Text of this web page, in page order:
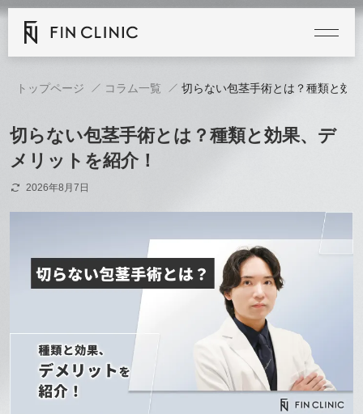
トップページ コラム一覧 切らない包茎手術とは？種類と効
切らない包茎手術とは？種類と効果、デ
メリットを紹介！
2026年8月7日